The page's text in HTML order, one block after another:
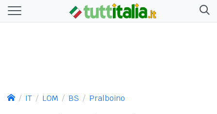
IT LOM BS Pralboino